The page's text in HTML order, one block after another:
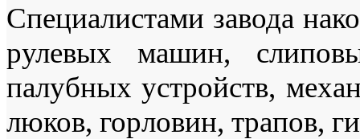
Специалистами завода
рулевых машин,
палубных устройств,
люков, горловин, трапов,